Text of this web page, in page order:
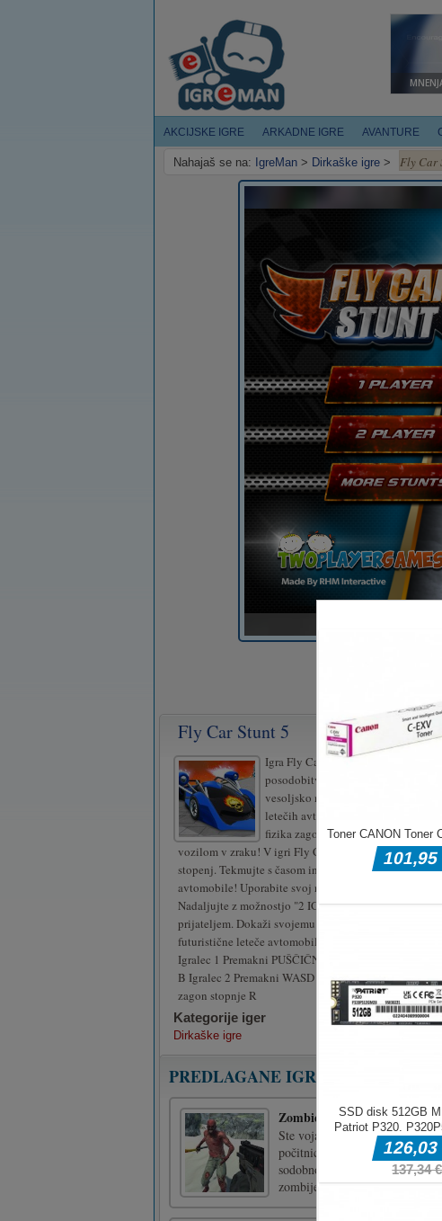
AKCIJSKE IGRE ARKADNE IGRE AVANTURE
Nahajaš se na: IgreMan > Dirkaške igre > Fly Car
Fly Car Stunt 5
Igra Fly Car Stunt 5 je prišla z
posodobitvami. Novo futuristično
vesoljsko mesto in novih 6
letečih avtomobilov so v tej igri. Vsa
fizika zagotavlja veliko boljši
vozilom v zraku! V igri Fly Car Stunt 5 je 10 različnih
stopenj. Tekmujte s časom in odklenite nove leteče
avtomobile! Uporabite svoj nitro pametno in preletite
Nadaljujte z možnostjo "2 IGRALCA", da igrate s
prijateljem. Dokaži svojemu prijatelju, ki bolje vozi
futuristične leteče avtomobile!
Igralec 1 Premakni PUŠČIČNE TIPKE Nitro N Poglej
B Igralec 2 Premakni WASD Nitro T Poglej nazaj C
zagon stopnje R
Kategorije iger
Dirkaške igre
PREDLAGANE IGRE
Zombie Vacation
Ste vojak posebnih enot, vaše
počitnice na tropskem otoku,
sodobno mitraljezo, da ustrelite
zombijev, da bi zmagali